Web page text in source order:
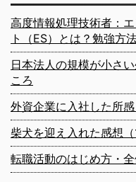
高度情報処理技術者：
ト（ES）とは？勉強方
日本法人の規模が小さ
ころ
外資企業に入社した所感
柴犬を迎え入れた感想（
転職活動のはじめ方・